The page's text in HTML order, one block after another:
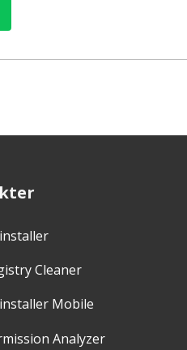
Cleaner
Mobile
Analyzer